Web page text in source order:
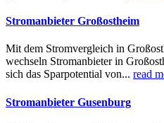
Stromanbieter Großostheim
Mit dem Stromvergleich in
wechseln Stromanbieter in
sich das Sparpotential von... read
Stromanbieter Gusenburg